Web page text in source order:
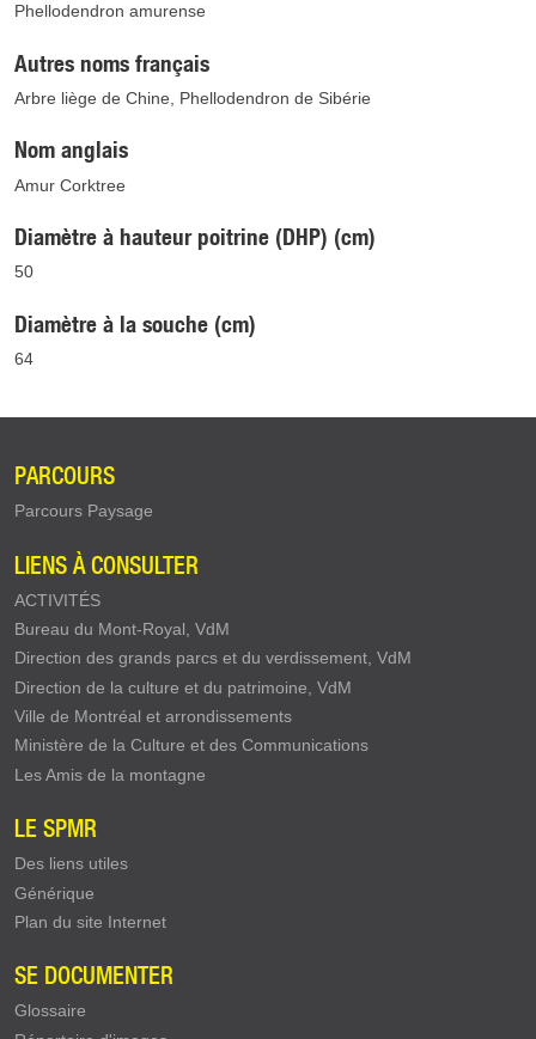
Phellodendron amurense
Autres noms français
Arbre liège de Chine, Phellodendron de Sibérie
Nom anglais
Amur Corktree
Diamètre à hauteur poitrine (DHP) (cm)
50
Diamètre à la souche (cm)
64
PARCOURS
Parcours Paysage
LIENS À CONSULTER
ACTIVITÉS
Bureau du Mont-Royal, VdM
Direction des grands parcs et du verdissement, VdM
Direction de la culture et du patrimoine, VdM
Ville de Montréal et arrondissements
Ministère de la Culture et des Communications
Les Amis de la montagne
LE SPMR
Des liens utiles
Générique
Plan du site Internet
SE DOCUMENTER
Glossaire